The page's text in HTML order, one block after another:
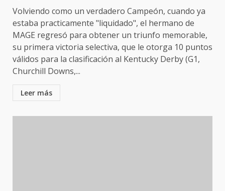
Volviendo como un verdadero Campeón, cuando ya
estaba practicamente "liquidado", el hermano de
MAGE regresó para obtener un triunfo memorable,
su primera victoria selectiva, que le otorga 10 puntos
válidos para la clasificación al Kentucky Derby (G1,
Churchill Downs,...
Leer más